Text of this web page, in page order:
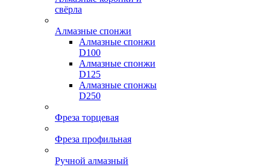
свёрла
Алмазные спонжи
Алмазные спонжи
D100
Алмазные спонжи
D125
Алмазные спонжы
D250
Фреза торцевая
Фреза профильная
Ручной алмазный